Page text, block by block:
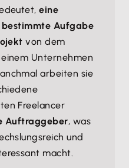
eine
bestimmte Aufgabe
von dem
Unternehmen
arbeiten sie
Freelancer
Auftraggeber, was
und
macht.